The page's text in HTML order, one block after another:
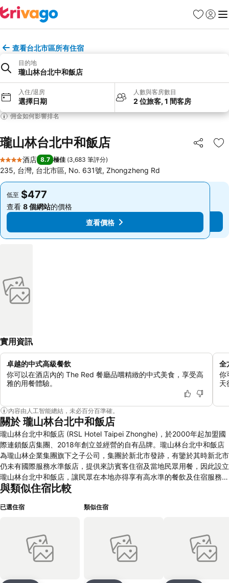
收藏夾
登入 選
查看台北市區所有住宿
目的地
瓏山林台北中和飯店
入住/退房
選擇日期
人數與客房數目
2 位旅客, 1 間客房
佣金如何影響排名
瓏山林台北中和飯店 分享
放
4 星級
酒店 8.7 極佳 (3,683 筆評分)
235, 台灣, 台北市區, No. 631號, Zhongzheng Rd
低至 $477
查看 8 個網站的價格
查看價格
低至 $477
查看 8 個網站的價格
查看價格
實用資訊
卓越的中式高級餐飲
你可以在酒店內的 The Red 餐廳品嚐精緻的中式美食，享受高
雅的用餐體驗。
全
你
天
內容由人工智能總結，未必百分百準確。
關於 瓏山林台北中和飯店
瓏山林台北中和飯店 (RSL Hotel Taipei Zhonghe)，於2000年起加盟國
際連鎖飯店集團、2018年創立並經營的自有品牌。瓏山林台北中和飯店
為瓏山林企業集團旗下之子公司，集團於新北市發跡，有鑒於其時新北市
仍未有國際服務水準飯店，提供來訪賓客住宿及當地民眾用餐，因此設立
瓏山林台北中和飯店，讓民眾在本地亦得享有高水準的餐飲及住宿服務。
瓏山林台北中和飯店以提供每位賓客真正需要的商務設施為目標，不斷地
器，甚至是中、英、日 文作業軟體一應俱全，並採用 Cisco 網路系統，
幄，贏得先機。
與類似住宿比較
已選住宿 類似住宿